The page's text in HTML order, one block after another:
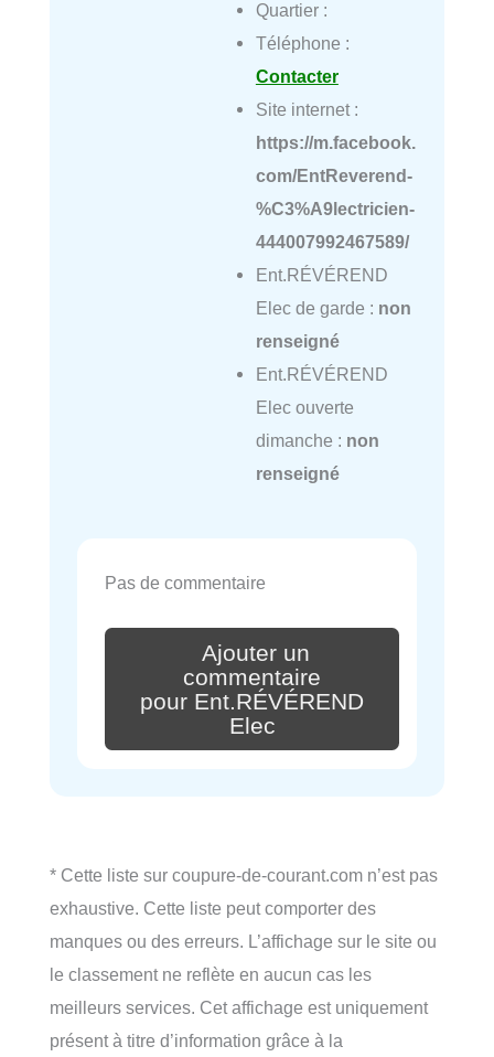
Quartier :
Téléphone :
Contacter
Site internet :
https://m.facebook.
com/EntReverend-
%C3%A9lectricien-
444007992467589/
Ent.RÉVÉREND
Elec de garde : non
renseigné
Ent.RÉVÉREND
Elec ouverte
dimanche : non
renseigné
Pas de commentaire
Ajouter un
commentaire
pour Ent.RÉVÉREND
Elec
* Cette liste sur coupure-de-courant.com n’est pas
exhaustive. Cette liste peut comporter des
manques ou des erreurs. L’affichage sur le site ou
le classement ne reflète en aucun cas les
meilleurs services. Cet affichage est uniquement
présent à titre d’information grâce à la